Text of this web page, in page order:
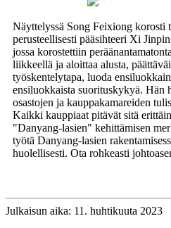
Näyttelyssä Song Feixiong korosti
perusteellisesti pääsihteeri Xi
jossa korostettiin
liikkeellä ja aloittaa alusta,
työskentelytapa, luoda
ensiluokkaista suorituskykyä. Hän
osastojen ja kauppakamareiden
Kaikki kauppiaat pitävät sitä
"Danyang-lasien" kehittämisen
työtä Danyang-lasien
huolellisesti. Ota rohkeasti
Julkaisun aika: 11. huhtikuuta 2023